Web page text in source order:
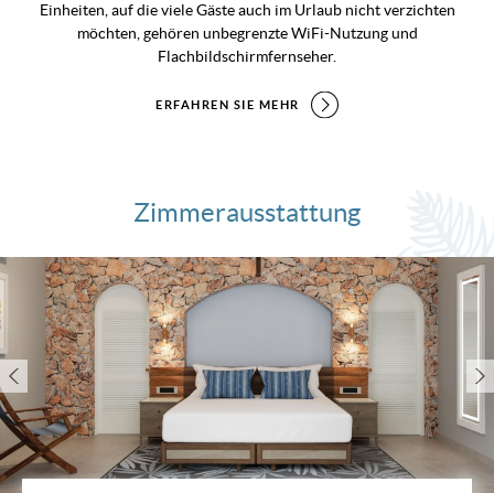
Einheiten, auf die viele Gäste auch im Urlaub nicht verzichten
möchten, gehören unbegrenzte WiFi-Nutzung und
Flachbildschirmfernseher.
ERFAHREN SIE MEHR
Zimmerausstattung